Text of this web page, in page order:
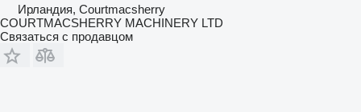
Ирландия, Courtmacsherry
COURTMACSHERRY MACHINERY LTD
Связаться с продавцом